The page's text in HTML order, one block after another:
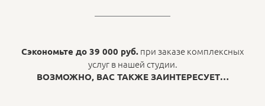
Сэкономьте до 39 000 руб. при заказе комплексных
услуг в нашей студии.
ВОЗМОЖНО, ВАС ТАКЖЕ ЗАИНТЕРЕСУЕТ…